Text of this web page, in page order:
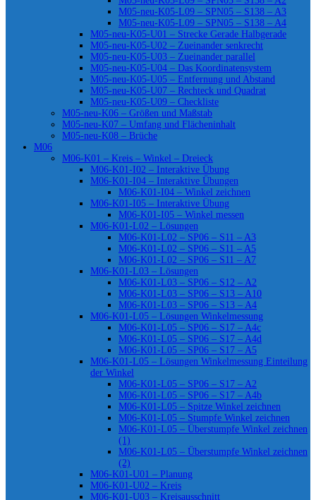
M05-neu-K05-L09 – SPN05 – S138 – A3
M05-neu-K05-L09 – SPN05 – S138 – A4
M05-neu-K05-U01 – Strecke Gerade Halbgerade
M05-neu-K05-U02 – Zueinander senkrecht
M05-neu-K05-U03 – Zueinander parallel
M05-neu-K05-U04 – Das Koordinatensystem
M05-neu-K05-U05 – Entfernung und Abstand
M05-neu-K05-U07 – Rechteck und Quadrat
M05-neu-K05-U09 – Checkliste
M05-neu-K06 – Größen und Maßstab
M05-neu-K07 – Umfang und Flächeninhalt
M05-neu-K08 – Brüche
M06
M06-K01 – Kreis – Winkel – Dreieck
M06-K01-I02 – Interaktive Übung
M06-K01-I04 – Interaktive Übungen
M06-K01-I04 – Winkel zeichnen
M06-K01-I05 – Interaktive Übung
M06-K01-I05 – Winkel messen
M06-K01-L02 – Lösungen
M06-K01-L02 – SP06 – S11 – A3
M06-K01-L02 – SP06 – S11 – A5
M06-K01-L02 – SP06 – S11 – A7
M06-K01-L03 – Lösungen
M06-K01-L03 – SP06 – S12 – A2
M06-K01-L03 – SP06 – S13 – A10
M06-K01-L03 – SP06 – S13 – A4
M06-K01-L05 – Lösungen Winkelmessung
M06-K01-L05 – SP06 – S17 – A4c
M06-K01-L05 – SP06 – S17 – A4d
M06-K01-L05 – SP06 – S17 – A5
M06-K01-L05 – Lösungen Winkelmessung Einteilung
der Winkel
M06-K01-L05 – SP06 – S17 – A2
M06-K01-L05 – SP06 – S17 – A4b
M06-K01-L05 – Spitze Winkel zeichnen
M06-K01-L05 – Stumpfe Winkel zeichnen
M06-K01-L05 – Überstumpfe Winkel zeichnen
(1)
M06-K01-L05 – Überstumpfe Winkel zeichnen
(2)
M06-K01-U01 – Planung
M06-K01-U02 – Kreis
M06-K01-U03 – Kreisausschnitt